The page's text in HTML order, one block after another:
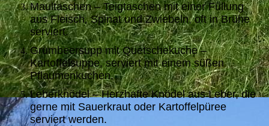
Maultaschen – Teigtaschen mit einer Füllung
aus Fleisch, Spinat und Zwiebeln, oft in Brühe
serviert.
Grumbeersupp mit Quetschekuche –
Kartoffelsuppe, serviert mit einem süßen
Pflaumenkuchen.
Leberknödel – Herzhafte Knödel aus Leber, die
gerne mit Sauerkraut oder Kartoffelpüree
serviert werden.